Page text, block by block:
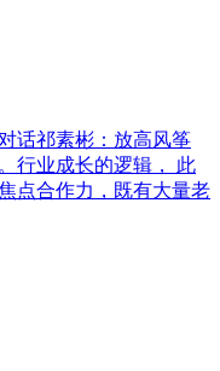
话祁素彬：放高风筝
行业成长的逻辑， 此
点合作力，既有大量老